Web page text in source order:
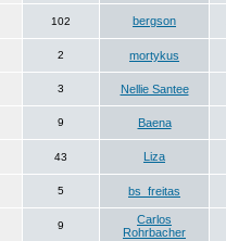
102 bergson
2 mortykus
3 Nellie Santee
9 Baena
43 Liza
5 bs_freitas
9
Carlos
Rohrbacher